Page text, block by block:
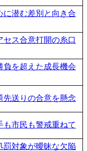
潜む差別と向き合
ス合意打開の糸口
を超えた成長機会
送りの合意を懸念
市民も警戒重ねて
対象が曖昧な欠陥